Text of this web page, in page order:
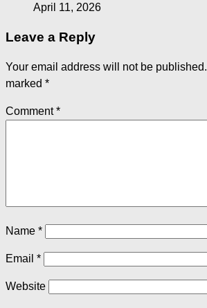
April 11, 2026
Leave a Reply
Your email address will not be published.
marked *
Comment*
Name *
Email *
Website